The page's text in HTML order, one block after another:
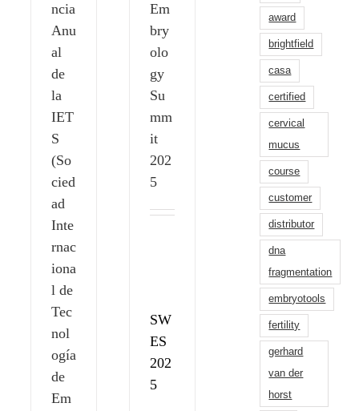
ncia
Anu
al
de
la
IET
S
(So
cied
ad
Inte
rnac
iona
l de
Tec
nol
ogía
de
Em
Em
bry
olo
gy
Su
mm
it
202
5
SW
ES
202
5
award
brightfield
casa
certified
cervical
mucus
course
customer
distributor
dna
fragmentation
embryotools
fertility
gerhard
van der
horst